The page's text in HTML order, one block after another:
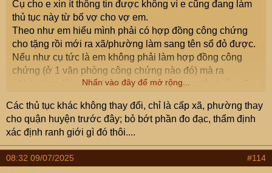
Cụ cho e xin ít thông tin được không vì e cũng đang làm
thủ tục này từ bố vợ cho vợ em.
Theo như em hiểu mình phải có hợp đồng công chứng
cho tặng rồi mới ra xã/phường làm sang tên sổ đỏ được.
Nếu như cụ tức là em không phải làm hợp đồng công
chứng (ở 1 văn phòng công chứng nào đó) mà ra
xã/phường làm luôn hợp đồng này và sang tên luôn ạ?
Nhấn vào đây để mở rộng...
Các thủ tục khác không thay đổi, chỉ là cấp xã, phường thay
cho quận huyện trước đây; bỏ bớt phần đo đạc, thẩm định
xác định ranh giới gì đó thôi....
08:32 09/07/2025 #114